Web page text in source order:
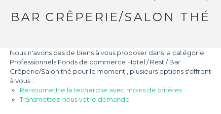
BAR CRÊPERIE/SALON THÉ
Nous n'avons pas de biens à vous proposer dans la catégorie
Professionnels Fonds de commerce Hotel / Rest / Bar
Crêperie/Salon thé pour le moment , plusieurs options s'offrent
à vous :
Re-soumettre la recherche avec moins de critères.
Transmettez-nous votre demande